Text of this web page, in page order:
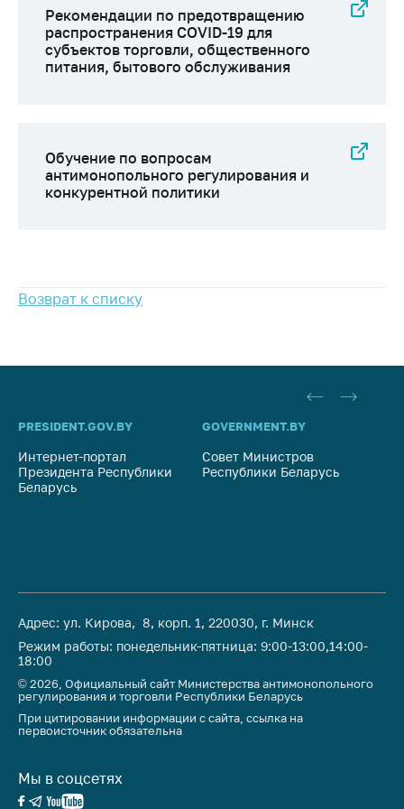
Общественное
обсуждение
проектов
Упрощение условий
ведения бизнеса
общественного
регулирования и
конкурентной
политики
Рекомендации по предотвращению
распространения COVID-19 для
субъектов торговли, общественного
питания, бытового обслуживания
Обучение по вопросам
антимонопольного регулирования и
конкурентной политики
Возврат к списку
PRESIDENT.GOV.BY
Интернет-портал
Президента Республики
Беларусь
GOVERNMENT.BY
Совет Министров
Республики Беларусь
Адрес: ул. Кирова, 8, корп. 1, 220030, г. Минск
Режим работы: понедельник-пятница: 9:00-13:00,14:00-
18:00
© 2026, Официальный сайт Министерства антимонопольного
регулирования и торговли Республики Беларусь
При цитировании информации с сайта, ссылка на
первоисточник обязательна
Мы в соцсетях